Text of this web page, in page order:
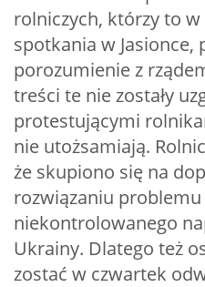
rolniczych, którzy to
spotkania w Jasionce,
porozumienie z
treści te nie zostały
protestującymi
nie utożsamiają.
że skupiono się na
rozwiązaniu problemu
niekontrolowanego
Ukrainy. Dlatego też
zostać w czwartek